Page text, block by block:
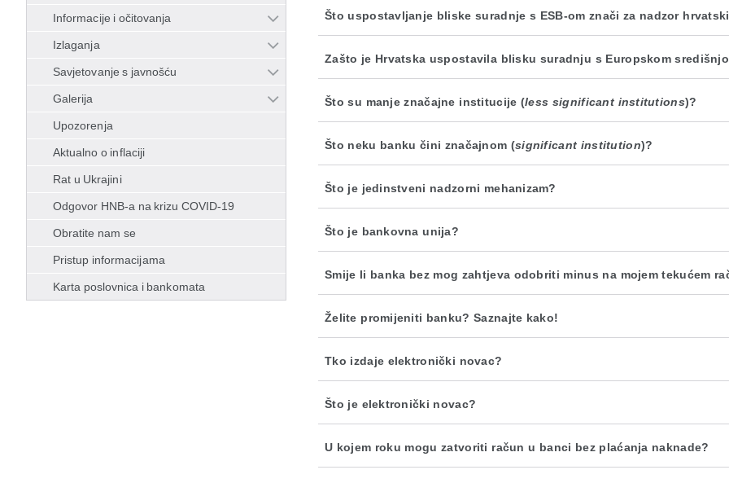
Informacije i očitovanja
Izlaganja
Savjetovanje s javnošću
Galerija
Upozorenja
Aktualno o inflaciji
Rat u Ukrajini
Odgovor HNB-a na krizu COVID-19
Obratite nam se
Pristup informacijama
Karta poslovnica i bankomata
Što uspostavljanje bliske suradnje s ESB-om znači za nadzor
Zašto je Hrvatska uspostavila blisku suradnju s Europskom
Što su manje značajne institucije (less significant institutions)?
Što neku banku čini značajnom (significant institution)?
Što je jedinstveni nadzorni mehanizam?
Što je bankovna unija?
Smije li banka bez mog zahtjeva odobriti minus na mojem tekućem
Želite promijeniti banku? Saznajte kako!
Tko izdaje elektronički novac?
Što je elektronički novac?
U kojem roku mogu zatvoriti račun u banci bez plaćanja naknade?